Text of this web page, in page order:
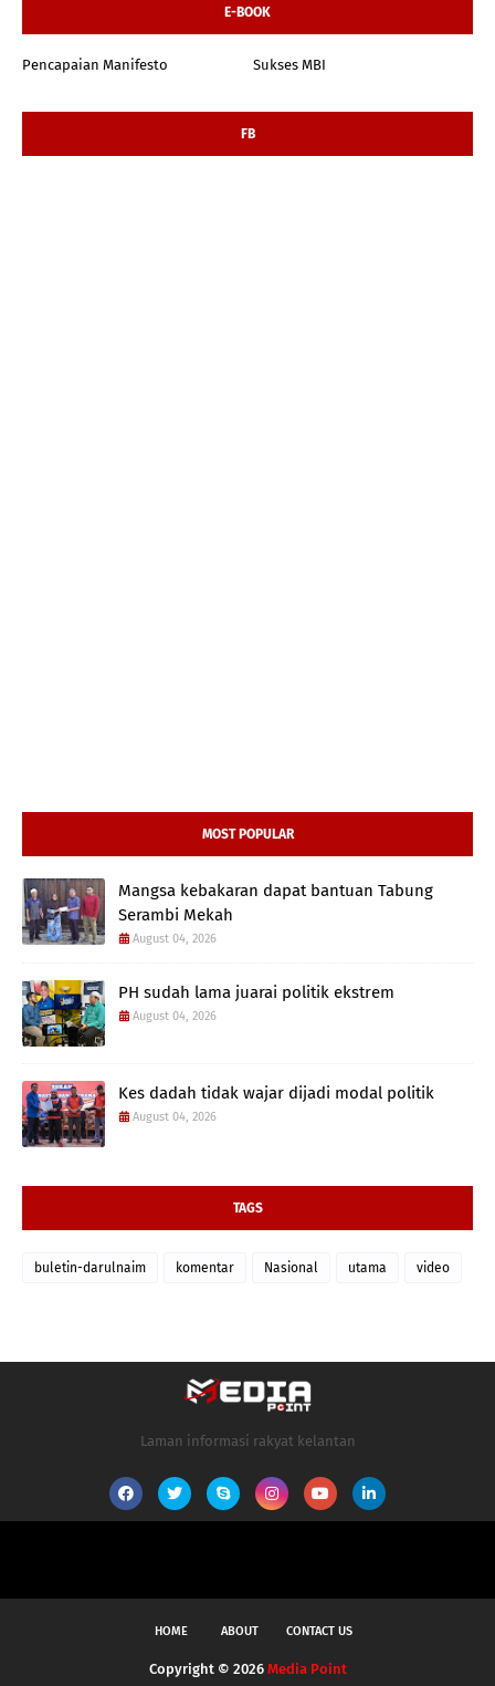
E-BOOK
Pencapaian Manifesto Sukses MBI
FB
MOST POPULAR
Mangsa kebakaran dapat bantuan Tabung
Serambi Mekah
August 04, 2026
PH sudah lama juarai politik ekstrem
August 04, 2026
Kes dadah tidak wajar dijadi modal politik
August 04, 2026
TAGS
buletin-darulnaim komentar Nasional utama video
Laman informasi rakyat kelantan
HOME ABOUT CONTACT US
Copyright © 2026 Media Point